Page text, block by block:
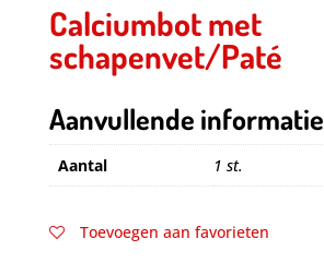
Calciumbot met
schapenvet/Paté
Aanvullende informatie
Aantal 1 st.
Toevoegen aan favorieten